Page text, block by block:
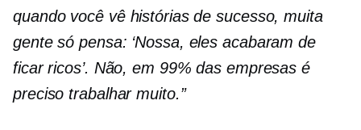
quando você vê histórias de sucesso, muita
gente só pensa: ‘Nossa, eles acabaram de
ficar ricos’. Não, em 99% das empresas é
preciso trabalhar muito.”